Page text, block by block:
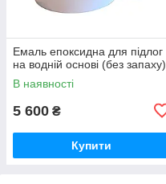
Емаль епоксидна для підлог
на водній основі (без запаху)
В наявності
5 600 ₴
Купити